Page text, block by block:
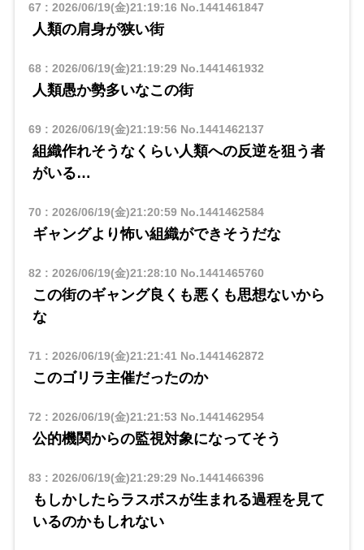
67 : 2026/06/19(金)21:19:16 No.1441461847
人類の肩身が狭い街
68: 2026/06/19(金)21:19:29No.1441461932
人類愚か勢多いなこの街
69: 2026/06/19(金)21:19:56 No.1441462137
組織作れそうなくらい人類への反逆を狙う者
がいる…
70 : 2026/06/19(金)21:20:59No.1441462584
ギャングより怖い組織ができそうだな
82 : 2026/06/19(金)21:28:10 No.1441465760
この街のギャング良くも悪くも思想ないから
な
71: 2026/06/19(金)21:21:41No.1441462872
このゴリラ主催だったのか
72 : 2026/06/19(金)21:21:53 No.1441462954
公的機関からの監視対象になってそう
83 : 2026/06/19(金)21:29:29No.1441466396
もしかしたらラスボスが生まれる過程を見て
いるのかもしれない